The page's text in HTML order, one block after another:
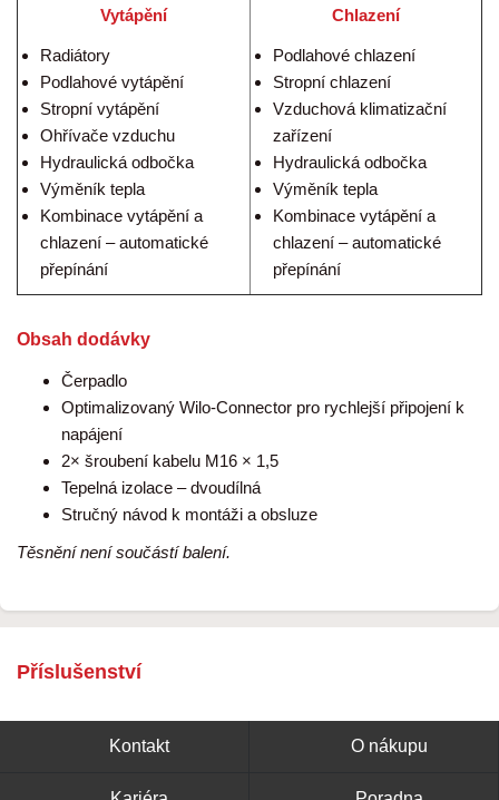
Vytápění
Radiátory
Podlahové vytápění
Stropní vytápění
Ohřívače vzduchu
Hydraulická odbočka
Výměník tepla
Kombinace vytápění a
chlazení – automatické
přepínání
Chlazení
Podlahové chlazení
Stropní chlazení
Vzduchová klimatizační
zařízení
Hydraulická odbočka
Výměník tepla
Kombinace vytápění a
chlazení – automatické
přepínání
Obsah dodávky
Čerpadlo
Optimalizovaný Wilo-Connector pro rychlejší připojení k
napájení
2× šroubení kabelu M16 × 1,5
Tepelná izolace – dvoudílná
Stručný návod k montáži a obsluze
Těsnění není součástí balení.
Příslušenství
Kontakt O nákupu